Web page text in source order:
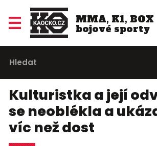
MMA, K1, BOX
bojové sporty
Kulturistka a její
se neoblékla a
víc než dost